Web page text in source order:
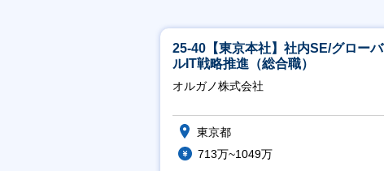
25-40【東京本社】社内SE/グローバ
ルIT戦略推進（総合職）
オルガノ株式会社
東京都
713万~1049万